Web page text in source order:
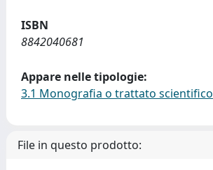
ISBN
8842040681
Appare nelle tipologie:
3.1 Monografia o trattato scientifico
File in questo prodotto: